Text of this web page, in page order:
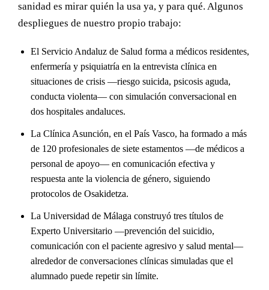
sanidad es mirar quién la usa ya, y para qué. Algunos
despliegues de nuestro propio trabajo:
El Servicio Andaluz de Salud forma a médicos residentes,
enfermería y psiquiatría en la entrevista clínica en
situaciones de crisis —riesgo suicida, psicosis aguda,
conducta violenta— con simulación conversacional en
dos hospitales andaluces.
La Clínica Asunción, en el País Vasco, ha formado a más
de 120 profesionales de siete estamentos —de médicos a
personal de apoyo— en comunicación efectiva y
respuesta ante la violencia de género, siguiendo
protocolos de Osakidetza.
La Universidad de Málaga construyó tres títulos de
Experto Universitario —prevención del suicidio,
comunicación con el paciente agresivo y salud mental—
alrededor de conversaciones clínicas simuladas que el
alumnado puede repetir sin límite.